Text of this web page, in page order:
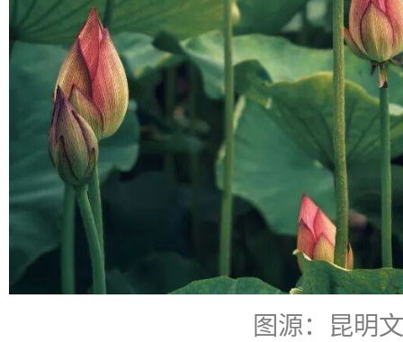
图源：昆明